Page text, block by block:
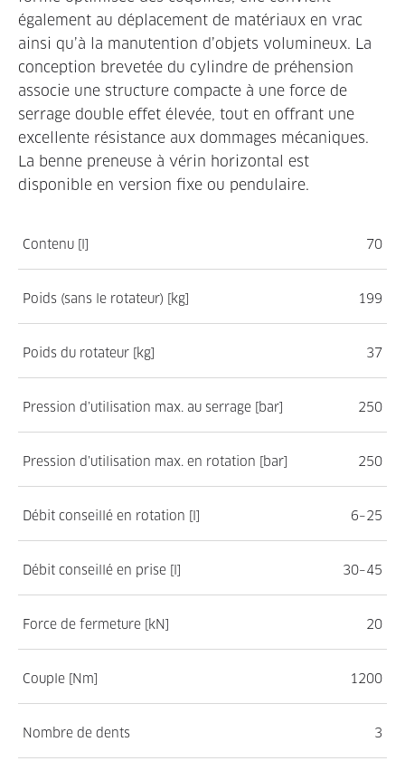
également au déplacement de matériaux en vrac
ainsi qu’à la manutention d’objets volumineux. La
conception brevetée du cylindre de préhension
associe une structure compacte à une force de
serrage double effet élevée, tout en offrant une
excellente résistance aux dommages mécaniques.
La benne preneuse à vérin horizontal est
disponible en version fixe ou pendulaire.
Contenu [l] 70
Poids (sans le rotateur) [kg] 199
Poids du rotateur [kg] 37
Pression d’utilisation max. au serrage [bar] 250
Pression d’utilisation max. en rotation [bar] 250
Débit conseillé en rotation [l] 6–25
Débit conseillé en prise [l] 30–45
Force de fermeture [kN] 20
Couple [Nm] 1200
Nombre de dents 3